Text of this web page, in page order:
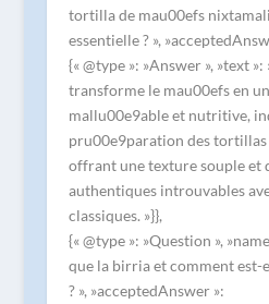
tortilla de mau00efs
essentielle ? »,
{« @type »: »Answer », »text
transforme le mau00efs en
mallu00e9able et nutritive,
pru00e9paration des
offrant une texture souple et
authentiques introuvables
classiques. »}},
{« @type »: »Question »,
que la birria et comment est-
? », »acceptedAnswer »: